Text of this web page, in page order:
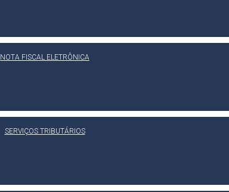
NOTA FISCAL ELETRÔNICA
SERVIÇOS TRIBUTÁRIOS